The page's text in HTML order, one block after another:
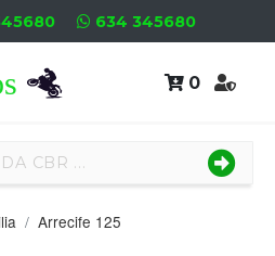
634 345680
0
Arrecife 125